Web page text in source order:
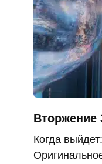
Вторжение
Когда